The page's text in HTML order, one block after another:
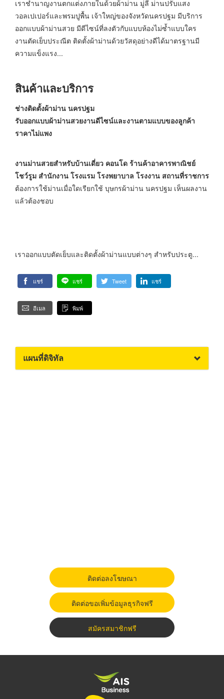
เราชำนาญงานตกแต่งภายในด้วยผ้าม่าน มู่ลี่ ม่านปรับแสง
วอลเปเปอร์และพรมปูพื้น เจ้าใหญ่ของจังหวัดนครปฐม มีบริการ
ออกแบบผ้าม่านสวย มีดีไซน์ที่ลงตัวกับแบบห้องไม่ซ้ำแบบใคร
งานตัดเย็บประณีต ติดตั้งผ้าม่านด้วยวัสดุอย่างดีได้มาตรฐานมี
ความแข็งแรง...
สินค้าและบริการ
ช่างติดตั้งผ้าม่าน นครปฐม
รับออกแบบผ้าม่านสวยงานดีไซน์และงานตามแบบของลูกค้า
ราคาไม่แพง
งานม่านสวยสำหรับบ้านเดี่ยว คอนโด ร้านค้าอาคารพาณิชย์
โชว์รูม สำนักงาน โรงแรม โรงพยาบาล โรงงาน สถานที่ราชการ
ต้องการใช้ม่านเมื่อใดเรียกใช้ บุษกรผ้าม่าน นครปฐม เห็นผลงาน
แล้วต้องชอบ
เราออกแบบตัดเย็บและติดตั้งผ้าม่านแบบต่างๆ สำหรับประตู...
แชร์ แชร์ Tweet แชร์
อีเมล พิมพ์
แผนที่ดิจิทัล
ติดต่อลงโฆษณา
ติดต่อขอเพิ่มข้อมูลธุรกิจฟรี
สมัครสมาชิกฟรี